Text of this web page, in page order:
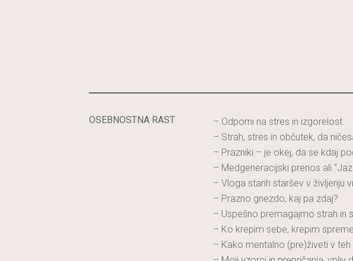
OSEBNOSTNA RAST
– Odporni na stres in izgorelost.
– Strah, stres in občutek, da
– Prazniki – je okej, da se kdaj
– Medgeneracijski prenos ali
– Vloga starih staršev v življenju
– Prazno gnezdo, kaj pa zdaj?
– Uspešno premagajmo strah in
– Ko krepim sebe, krepim
– Kako mentalno (pre)živeti v teh